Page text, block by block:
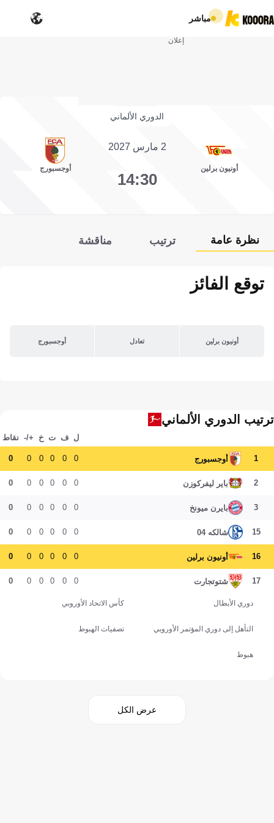
مباشر
إعلان
الدوري الألماني
أونيون برلين
2 مارس 2027
14:30
أوجسبورج
نظرة عامة ترتيب مناقشة
توقع الفائز
أونيون برلين تعادل أوجسبورج
ترتيب الدوري الألماني
ل ف ت خ +/- نقاط
1 أوجسبورج 0
0
0
0
0
0
2 باير ليفركوزن 0
0
0
0
0
0
3 بايرن ميونخ 0
0
0
0
0
0
15 شالكه 04 0
0
0
0
0
0
16 أونيون برلين 0
0
0
0
0
0
17 شتوتجارت 0
0
0
0
0
0
دوري الأبطال كأس الاتحاد الأوروبي
التأهل إلى دوري المؤتمر الأوروبي تصفيات الهبوط
هبوط
عرض الكل